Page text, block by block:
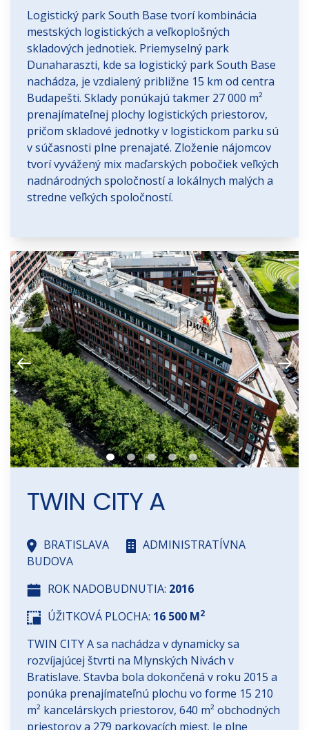
Logistický park South Base tvorí kombinácia
mestských logistických a veľkoplošných
skladových jednotiek. Priemyselný park
Dunaharaszti, kde sa logistický park South Base
nachádza, je vzdialený približne 15 km od centra
Budapešti. Sklady ponúkajú takmer 27 000 m²
prenajímateľnej plochy logistických priestorov,
pričom skladové jednotky v logistickom parku sú
v súčasnosti plne prenajaté. Zloženie nájomcov
tvorí vyvážený mix maďarských pobočiek veľkých
nadnárodných spoločností a lokálnych malých a
stredne veľkých spoločností.
TWIN CITY A
BRATISLAVA
ADMINISTRATÍVNA
BUDOVA
ROK NADOBUDNUTIA: 2016
ÚŽITKOVÁ PLOCHA: 16 500 M2
TWIN CITY A sa nachádza v dynamicky sa
rozvíjajúcej štvrti na Mlynských Nivách v
Bratislave. Stavba bola dokončená v roku 2015 a
ponúka prenajímateľnú plochu vo forme 15 210
m² kancelárskych priestorov, 640 m² obchodných
priestorov a 279 parkovacích miest. Je plne